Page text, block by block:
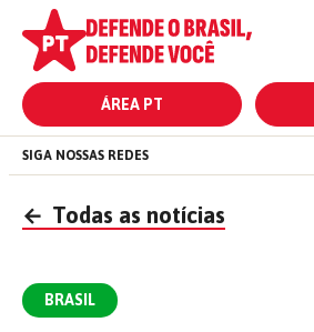
ÁREA PT
SIGA NOSSAS REDES
← Todas as notícias
BRASIL